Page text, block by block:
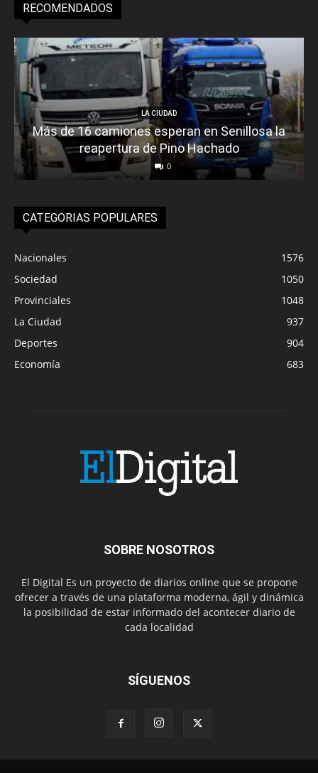
RECOMENDADOS
LA CIUDAD
Más de 16 camiones esperan en Senillosa la
reapertura de Pino Hachado
0
CATEGORIAS POPULARES
Nacionales
1576
Sociedad
1050
Provinciales
1048
La Ciudad
937
Deportes
904
Economía
683
SOBRE NOSOTROS
El Digital Es un proyecto de diarios online que se propone
ofrecer a través de una plataforma moderna, ágil y dinámica
la posibilidad de estar informado del acontecer diario de
cada localidad
SÍGUENOS